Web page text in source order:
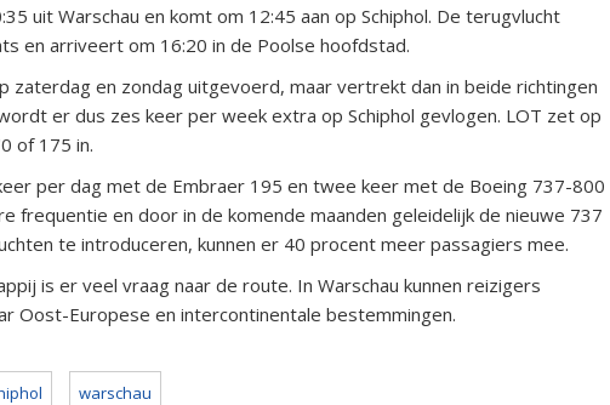
uit Warschau en komt om 12:45 aan op Schiphol. De terugvlucht
en arriveert om 16:20 in de Poolse hoofdstad.
zaterdag en zondag uitgevoerd, maar vertrekt dan in beide richtingen
er dus zes keer per week extra op Schiphol gevlogen. LOT zet op
of 175 in.
per dag met de Embraer 195 en twee keer met de Boeing 737-800
frequentie en door in de komende maanden geleidelijk de nieuwe 737
te introduceren, kunnen er 40 procent meer passagiers mee.
is er veel vraag naar de route. In Warschau kunnen reizigers
Oost-Europese en intercontinentale bestemmingen.
warschau